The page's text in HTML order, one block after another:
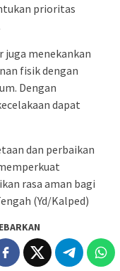
prioritas
menekankan
fisik dengan
Dengan
dapat
dan perbaikan
rasa aman bagi
(Yd/Kalped)